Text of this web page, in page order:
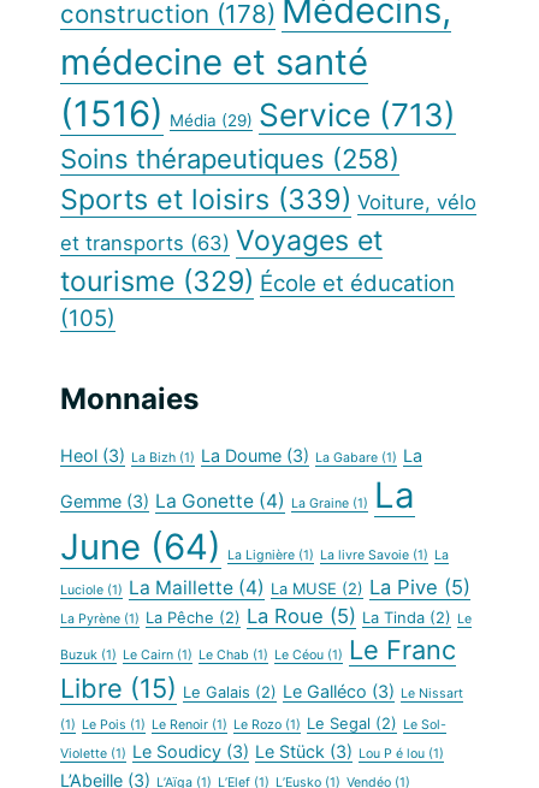
construction (178) Médecins,
médecine et santé
(1516) Média (29) Service (713)
Soins thérapeutiques (258)
Sports et loisirs (339) Voiture, vélo
et transports (63) Voyages et
tourisme (329) École et éducation
(105)
Monnaies
Heol (3) La Bizh (1) La Doume (3) La Gabare (1) La
Gemme (3) La Gonette (4) La Graine (1)
La
June (64) La Lignière (1) La livre Savoie (1) La
Luciole (1) La Maillette (4) La MUSE (2) La Pive (5)
La Pyrène (1) La Pêche (2) La Roue (5) La Tinda (2) Le
Buzuk (1) Le Cairn (1) Le Chab (1) Le Céou (1)
Le Franc
Libre (15) Le Galais (2) Le Galléco (3) Le Nissart
(1) Le Pois (1) Le Renoir (1) Le Rozo (1) Le Segal (2) Le Sol-
Violette (1) Le Soudicy (3) Le Stück (3) Lou P é lou (1)
L’Abeille (3) L’Aïga (1) L’Elef (1) L’Eusko (1) Vendéo (1)